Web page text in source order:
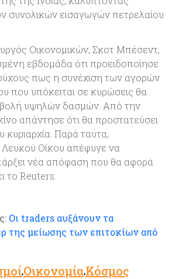
συνολικών εισαγωγών πετρελαίου
Οικονομικών, Σκοτ Μπέσεντ,
εβδομάδα ότι προειδοποίησε
πως η συνέχιση των αγορών
που υπόκειται σε κυρώσεις θα
υψηλών δασμών. Από την
απάντησε ότι θα προστατεύσει
κυριαρχία. Παρά ταύτα,
Οίκου απέφυγε να
νέα απόφαση που θα αφορά
το Reuters.
Οι traders αυξάνουν τα
της μείωσης των επιτοκίων από
,Οικονομία,Κόσμος